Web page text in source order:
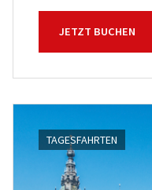
JETZT BUCHEN
TAGESFAHRTEN